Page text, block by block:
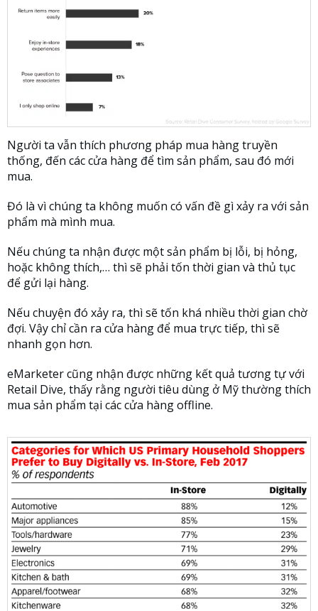
Người ta vẫn thích phương pháp mua hàng truyền
thống, đến các cửa hàng để tìm sản phẩm, sau đó mới
mua.
Đó là vì chúng ta không muốn có vấn đề gì xảy ra với sản
phẩm mà mình mua.
Nếu chúng ta nhận được một sản phẩm bị lỗi, bị hỏng,
hoặc không thích,… thì sẽ phải tốn thời gian và thủ tục
để gửi lại hàng.
Nếu chuyện đó xảy ra, thì sẽ tốn khá nhiều thời gian chờ
đợi. Vậy chỉ cần ra cửa hàng để mua trực tiếp, thì sẽ
nhanh gọn hơn.
eMarketer cũng nhận được những kết quả tương tự với
Retail Dive, thấy rằng người tiêu dùng ở Mỹ thường thích
mua sản phẩm tại các cửa hàng offline.